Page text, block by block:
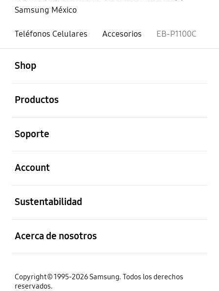
Samsung México
Teléfonos Celulares Accesorios EB-P1100C
Shop
Productos
Soporte
Account
Sustentabilidad
Acerca de nosotros
Copyright© 1995-2026 Samsung. Todos los derechos
reservados.